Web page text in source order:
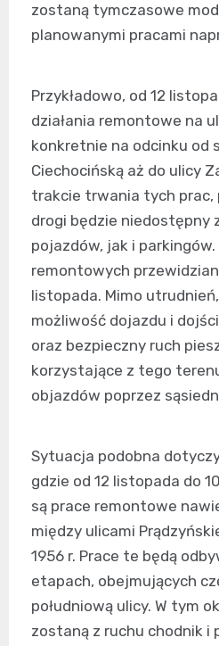
zostaną tymczasowe
planowanymi pracami
Przykładowo, od 12
działania remontowe na
konkretnie na odcinku od
Ciechocińską aż do ulicy
trakcie trwania tych prac,
drogi będzie niedostępny
pojazdów, jak i
remontowych
listopada. Mimo
możliwość dojazdu i
oraz bezpieczny ruch
korzystające z tego
objazdów poprzez
Sytuacja podobna
gdzie od 12 listopada do
są prace remontowe
między ulicami
1956 r. Prace te będą
etapach, obejmujących
południową ulicy. W tym
zostaną z ruchu chodnik i